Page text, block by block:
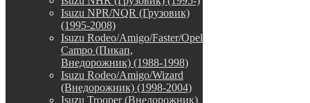
Isuzu NPR/NQR (Грузовик)
(1995-2008)
Isuzu Rodeo/Amigo/Faster/Opel
Campo (Пикап,
Внедорожник) (1988-1998)
Isuzu Rodeo/Amigo/Wizard
(Внедорожник) (1998-2004)
Isuzu Trooper (Внедорожник)